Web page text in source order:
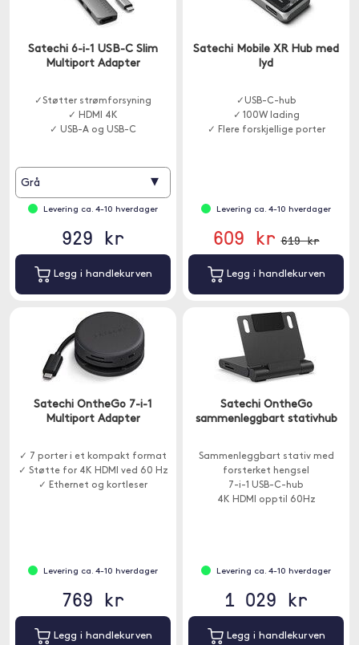
Satechi 6-i-1 USB-C Slim
Multiport Adapter
✓Støtter strømforsyning
✓ HDMI 4K
✓ USB-A og USB-C
Grå ▾
Levering ca. 4-10 hverdager
929 kr
Legg i handlekurven
Satechi Mobile XR Hub med
lyd
✓USB-C-hub
✓ 100W lading
✓ Flere forskjellige porter
Levering ca. 4-10 hverdager
609 kr 619 kr
Legg i handlekurven
Satechi OntheGo 7-i-1
Multiport Adapter
✓ 7 porter i et kompakt format
✓ Støtte for 4K HDMI ved 60 Hz
✓ Ethernet og kortleser
Levering ca. 4-10 hverdager
769 kr
Legg i handlekurven
Satechi OntheGo
sammenleggbart stativhub
Sammenleggbart stativ med
forsterket hengsel
7-i-1 USB-C-hub
4K HDMI opptil 60Hz
Levering ca. 4-10 hverdager
1 029 kr
Legg i handlekurven